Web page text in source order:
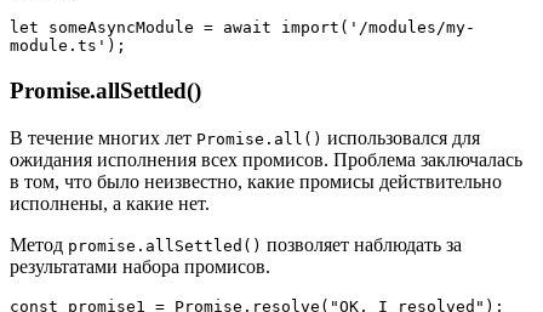
let someAsyncModule = await import('/modules/my-
module.ts');
Promise.allSettled()
В течение многих лет Promise.all() использовался для
ожидания исполнения всех промисов. Проблема заключалась
в том, что было неизвестно, какие промисы действительно
исполнены, а какие нет.
Метод promise.allSettled() позволяет наблюдать за
результатами набора промисов.
const promise1 = Promise.resolve("OK, I resolved");